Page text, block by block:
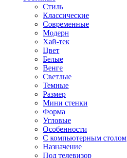
Стиль
Классические
Современные
Модерн
Хай-тек
Цвет
Белые
Венге
Светлые
Темные
Размер
Мини стенки
Форма
Угловые
Особенности
С компьютерным столом
Назначение
Под телевизор